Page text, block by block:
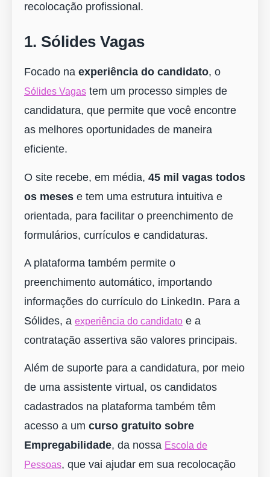
recolocação profissional.
1. Sólides Vagas
Focado na experiência do candidato, o
Sólides Vagas tem um processo simples de
candidatura, que permite que você encontre
as melhores oportunidades de maneira
eficiente.
O site recebe, em média, 45 mil vagas todos
os meses e tem uma estrutura intuitiva e
orientada, para facilitar o preenchimento de
formulários, currículos e candidaturas.
A plataforma também permite o
preenchimento automático, importando
informações do currículo do LinkedIn. Para a
Sólides, a experiência do candidato e a
contratação assertiva são valores principais.
Além de suporte para a candidatura, por meio
de uma assistente virtual, os candidatos
cadastrados na plataforma também têm
acesso a um curso gratuito sobre
Empregabilidade, da nossa Escola de
Pessoas, que vai ajudar em sua recolocação